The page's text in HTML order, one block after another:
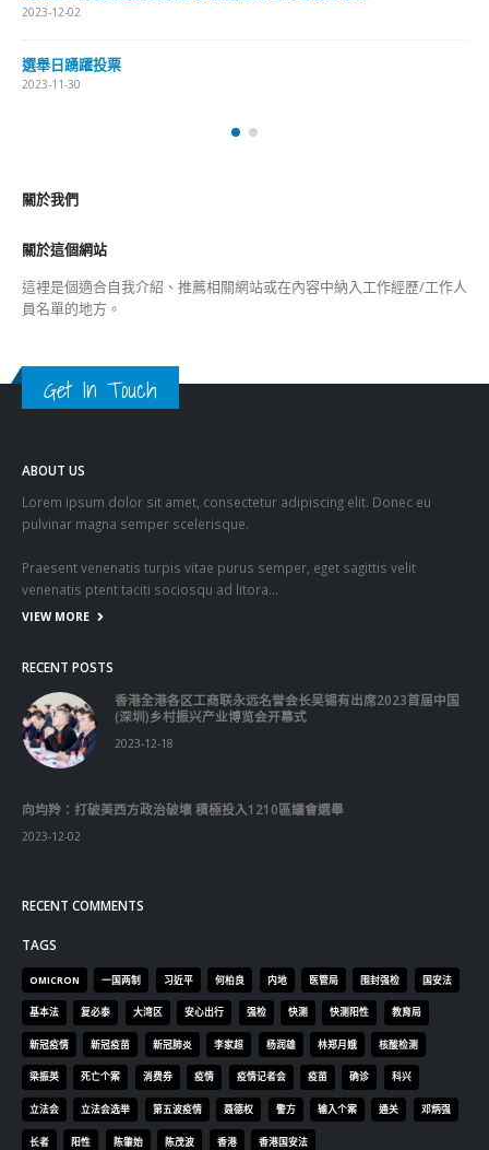
2023-12-02
選舉日踴躍投票
2023-11-30
關於我們
關於這個網站
這裡是個適合自我介紹、推薦相關網站或在內容中納入工作經歷/工作人
員名單的地方。
Get In Touch
ABOUT US
Lorem ipsum dolor sit amet, consectetur adipiscing elit. Donec eu
pulvinar magna semper scelerisque.
Praesent venenatis turpis vitae purus semper, eget sagittis velit
venenatis ptent taciti sociosqu ad litora…
VIEW MORE
RECENT POSTS
香港全港各区工商联永远名誉会长吴锡有出席2023首届中国
(深圳)乡村振兴产业博览会开幕式
2023-12-18
向均羚：打破美西方政治破壞 積極投入1210區議會選舉
2023-12-02
RECENT COMMENTS
TAGS
OMICRON 一国两制 习近平 何柏良 内地 医管局 围封强检 国安法
基本法 复必泰 大湾区 安心出行 强检 快测 快测阳性 教育局
新冠疫情 新冠疫苗 新冠肺炎 李家超 杨润雄 林郑月娥 核酸检测
梁振英 死亡个案 消费券 疫情 疫情记者会 疫苗 确诊 科兴
立法会 立法会选举 第五波疫情 聂德权 警方 输入个案 通关 邓炳强
长者 阳性 陈肇始 陈茂波 香港 香港国安法